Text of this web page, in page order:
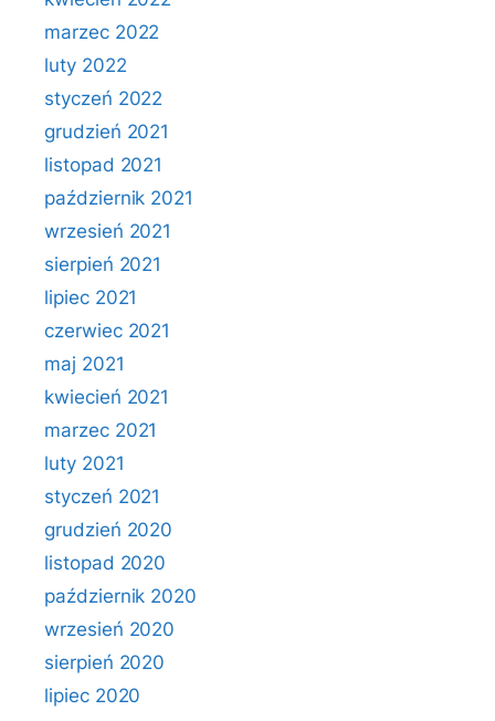
marzec 2022
luty 2022
styczeń 2022
grudzień 2021
listopad 2021
październik 2021
wrzesień 2021
sierpień 2021
lipiec 2021
czerwiec 2021
maj 2021
kwiecień 2021
marzec 2021
luty 2021
styczeń 2021
grudzień 2020
listopad 2020
październik 2020
wrzesień 2020
sierpień 2020
lipiec 2020